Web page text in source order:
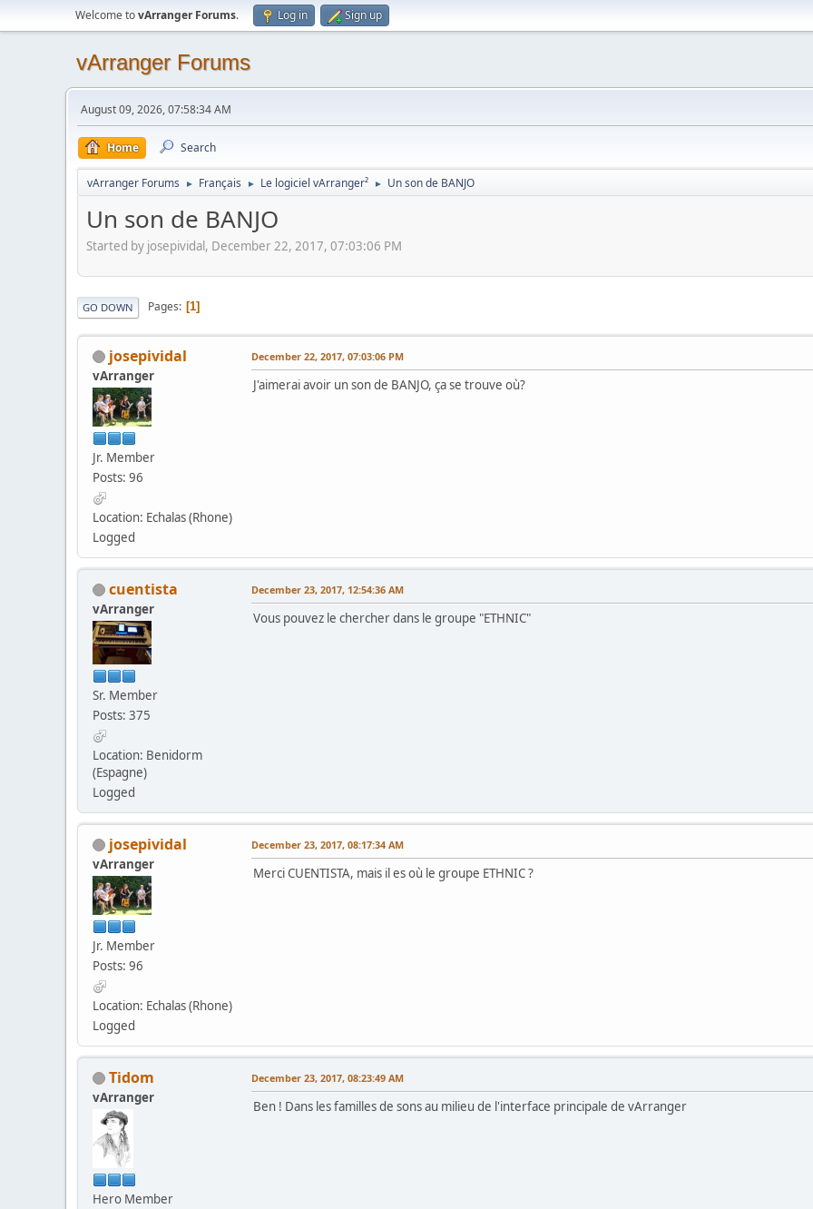
Welcome tovArranger Forums. Log in Sign up
vArranger Forums
August 09, 2026, 07:58:34 AM
Home Search
vArranger Forums ► Français ► Le logiciel vArranger² ► Un son de BANJO
Un son de BANJO
Started by josepividal, December 22, 2017, 07:03:06 PM
GO DOWN Pages 1
josepividal
vArranger
Jr. Member
Posts: 96
Location: Echalas (Rhone)
Logged
December 22, 2017, 07:03:06 PM
J'aimerai avoir un son de BANJO, ça se trouve où?
cuentista
vArranger
Sr. Member
Posts: 375
Location: Benidorm
(Espagne)
Logged
December 23, 2017, 12:54:36 AM
Vous pouvez le chercher dans le groupe "ETHNIC"
josepividal
vArranger
Jr. Member
Posts: 96
Location: Echalas (Rhone)
Logged
December 23, 2017, 08:17:34 AM
Merci CUENTISTA, mais il es où le groupe ETHNIC ?
Tidom
vArranger
Hero Member
December 23, 2017, 08:23:49 AM
Ben ! Dans les familles de sons au milieu de l'interface principale de vArranger